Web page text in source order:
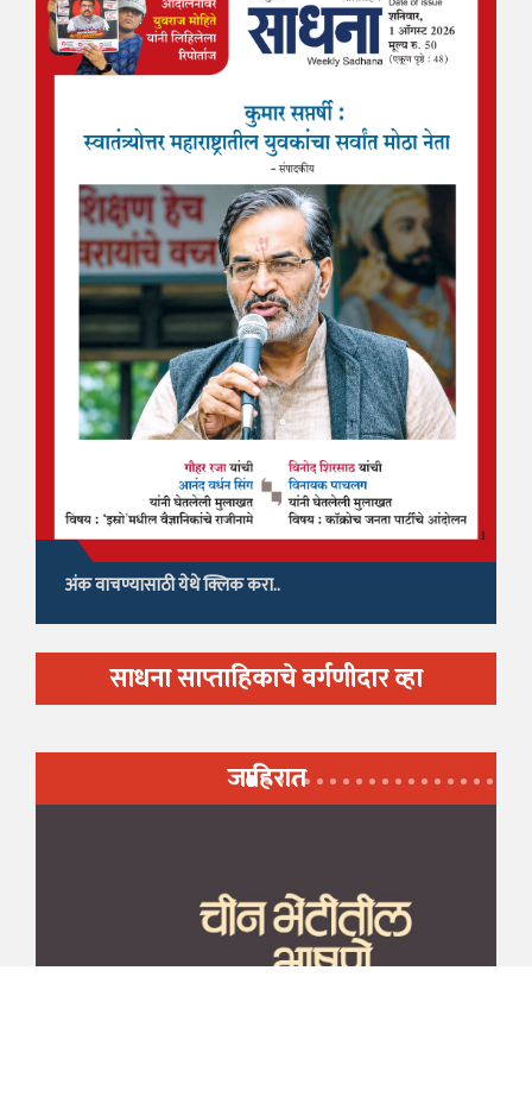
अंक वाचण्यासाठी येथे क्लिक करा..
साधना साप्ताहिकाचे वर्गणीदार व्हा
जाहिरात